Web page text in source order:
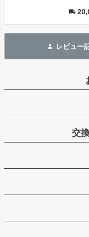
レビュー
交